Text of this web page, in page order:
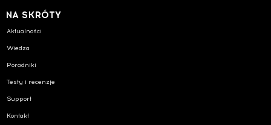
NA SKRÓTY
Aktualności
Wiedza
Poradniki
Testy i recenzje
Support
Kontakt